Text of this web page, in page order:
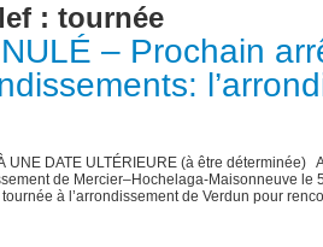
: tournée
– Prochain
UNE DATE ULTÉRIEURE (à être déterminée)
de Mercier‒Hochelaga-Maisonneuve le
à l’arrondissement de Verdun pour